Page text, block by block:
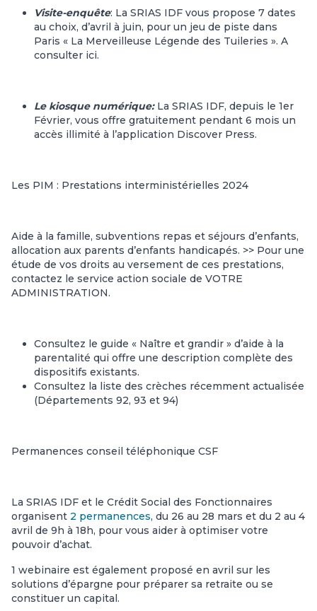
Visite-enquête: La SRIAS IDF vous propose 7 dates
au choix, d’avril à juin, pour un jeu de piste dans
Paris « La Merveilleuse Légende des Tuileries ». A
consulter ici.
Le kiosque numérique:La SRIAS IDF, depuis le 1er
Février, vous offre gratuitement pendant 6 mois un
accès illimité à l’application Discover Press.
Les PIM : Prestations interministérielles 2024
Aide à la famille, subventions repas et séjours d’enfants,
allocation aux parents d’enfants handicapés. >> Pour une
étude de vos droits au versement de ces prestations,
contactez le service action sociale de VOTRE
ADMINISTRATION.
Consultez le guide « Naître et grandir » d’aide à la
parentalité qui offre une description complète des
dispositifs existants.
Consultez la liste des crèches récemment actualisée
(Départements 92, 93 et 94)
Permanences conseil téléphonique CSF
La SRIAS IDF et le Crédit Social des Fonctionnaires
organisent 2 permanences, du 26 au 28 mars et du 2 au 4
avril de 9h à 18h, pour vous aider à optimiser votre
pouvoir d’achat.
1 webinaire est également proposé en avril sur les
solutions d’épargne pour préparer sa retraite ou se
constituer un capital.